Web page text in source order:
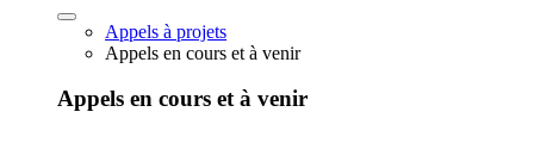
Appels à projets
Appels en cours et à venir
Appels en cours et à venir